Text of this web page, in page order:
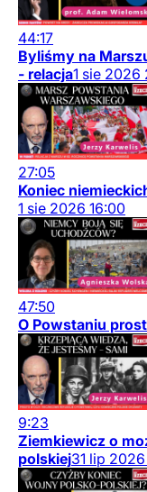
44:17
Byliśmy na
- relacja1 sie 2026
27:05
Koniec
1 sie 2026 16:00
47:50
O Powstaniu
9:23
Ziemkiewicz o
polskiej31 lip 2026